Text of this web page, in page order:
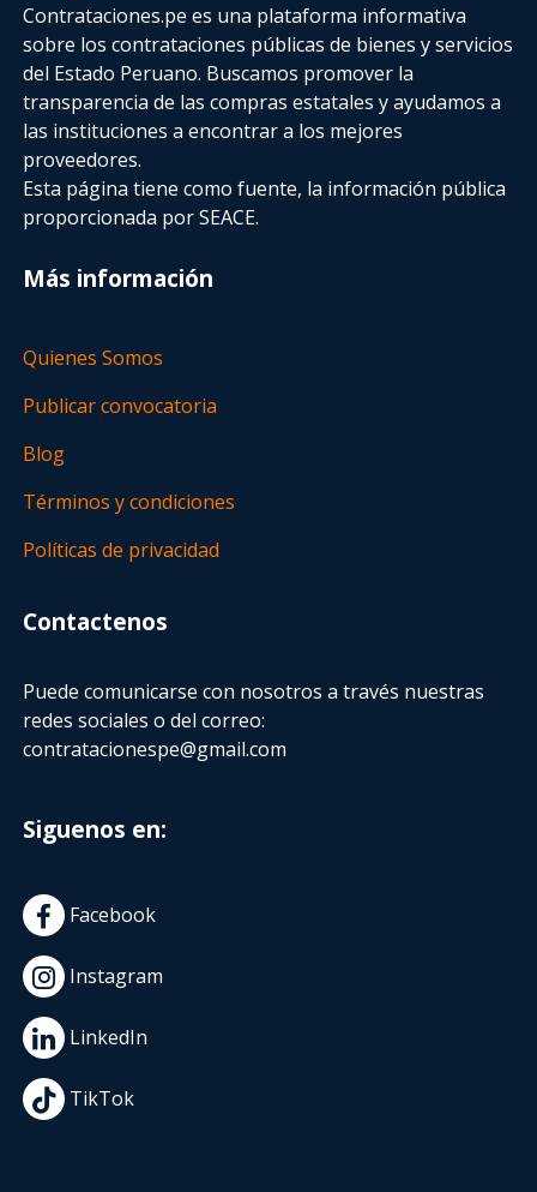
Contrataciones.pe es una plataforma informativa
sobre los contrataciones públicas de bienes y servicios
del Estado Peruano. Buscamos promover la
transparencia de las compras estatalesy ayudamos a
las instituciones a encontrar a los mejores
proveedores.
Esta página tiene como fuente, la información pública
proporcionada por SEACE.
Más información
Quienes Somos
Publicar convocatoria
Blog
Términos y condiciones
Políticas de privacidad
Contactenos
Puede comunicarse con nosotros a través nuestras
redes sociales o del correo:
contratacionespe@gmail.com
Siguenos en:
Facebook
Instagram
LinkedIn
TikTok